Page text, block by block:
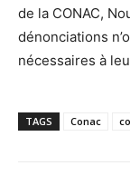
de la CONAC,
dénonciations
nécessaires à
TAGS Conac